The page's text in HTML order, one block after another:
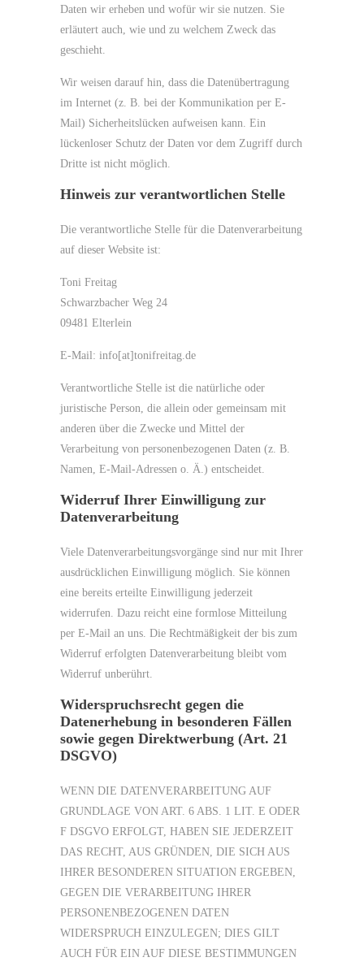
Daten wir erheben und wofür wir sie nutzen. Sie
erläutert auch, wie und zu welchem Zweck das
geschieht.
Wir weisen darauf hin, dass die Datenübertragung
im Internet (z. B. bei der Kommunikation per E-
Mail) Sicherheitslücken aufweisen kann. Ein
lückenloser Schutz der Daten vor dem Zugriff durch
Dritte ist nicht möglich.
Hinweis zur verantwortlichen Stelle
Die verantwortliche Stelle für die Datenverarbeitung
auf dieser Website ist:
Toni Freitag
Schwarzbacher Weg 24
09481 Elterlein
E-Mail: info[at]tonifreitag.de
Verantwortliche Stelle ist die natürliche oder
juristische Person, die allein oder gemeinsam mit
anderen über die Zwecke und Mittel der
Verarbeitung von personenbezogenen Daten (z. B.
Namen, E-Mail-Adressen o. Ä.) entscheidet.
Widerruf Ihrer Einwilligung zur
Datenverarbeitung
Viele Datenverarbeitungsvorgänge sind nur mit Ihrer
ausdrücklichen Einwilligung möglich. Sie können
eine bereits erteilte Einwilligung jederzeit
widerrufen. Dazu reicht eine formlose Mitteilung
per E-Mail an uns. Die Rechtmäßigkeit der bis zum
Widerruf erfolgten Datenverarbeitung bleibt vom
Widerruf unberührt.
Widerspruchsrecht gegen die
Datenerhebung in besonderen Fällen
sowie gegen Direktwerbung (Art. 21
DSGVO)
WENN DIE DATENVERARBEITUNG AUF
GRUNDLAGE VON ART. 6 ABS. 1 LIT. E ODER
F DSGVO ERFOLGT, HABEN SIE JEDERZEIT
DAS RECHT, AUS GRÜNDEN, DIE SICH AUS
IHRER BESONDEREN SITUATION ERGEBEN,
GEGEN DIE VERARBEITUNG IHRER
PERSONENBEZOGENEN DATEN
WIDERSPRUCH EINZULEGEN; DIES GILT
AUCH FÜR EIN AUF DIESE BESTIMMUNGEN